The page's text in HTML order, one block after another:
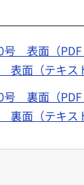
表面（PDF
面（テキス
裏面（PDF
面（テキス